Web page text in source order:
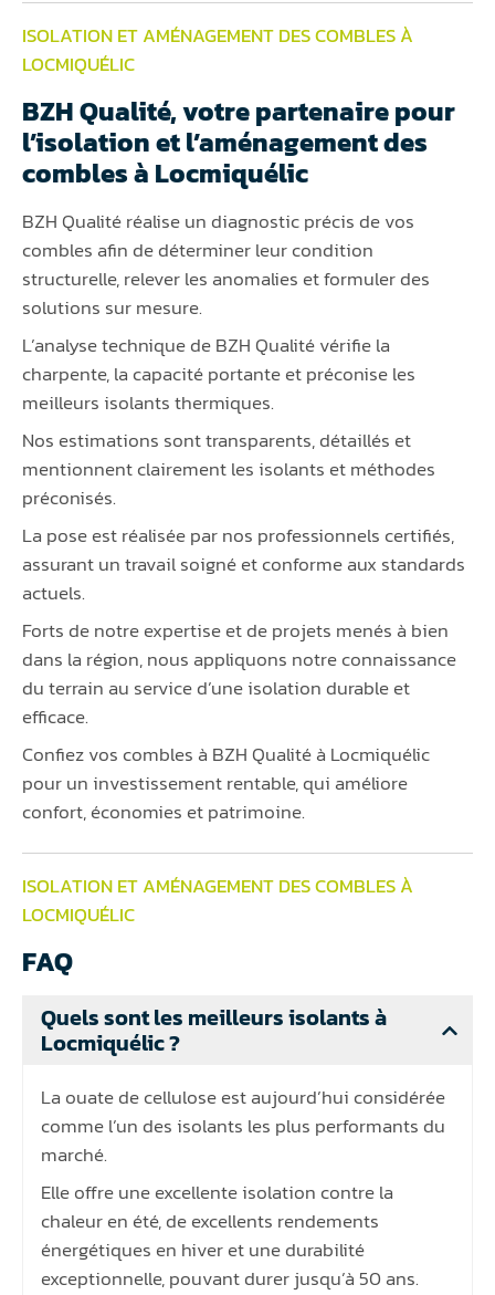
ISOLATION ET AMÉNAGEMENT DES COMBLES À
LOCMIQUÉLIC
BZH Qualité, votre partenaire pour
l’isolation et l’aménagement des
combles à Locmiquélic
BZH Qualité réalise un diagnostic précis de vos
combles afin de déterminer leur condition
structurelle, relever les anomalies et formuler des
solutions sur mesure.
L’analyse technique de BZH Qualité vérifie la
charpente, la capacité portante et préconise les
meilleurs isolants thermiques.
Nos estimations sont transparents, détaillés et
mentionnent clairement les isolants et méthodes
préconisés.
La pose est réalisée par nos professionnels certifiés,
assurant un travail soigné et conforme aux standards
actuels.
Forts de notre expertise et de projets menés à bien
dans la région, nous appliquons notre connaissance
du terrain au service d’une isolation durable et
efficace.
Confiez vos combles à BZH Qualité à Locmiquélic
pour un investissement rentable, qui améliore
confort, économies et patrimoine.
ISOLATION ET AMÉNAGEMENT DES COMBLES À
LOCMIQUÉLIC
FAQ
Quels sont les meilleurs isolants à
Locmiquélic ?
La ouate de cellulose est aujourd’hui considérée
comme l’un des isolants les plus performants du
marché.
Elle offre une excellente isolation contre la
chaleur en été, de excellents rendements
énergétiques en hiver et une durabilité
exceptionnelle, pouvant durer jusqu’à 50 ans.